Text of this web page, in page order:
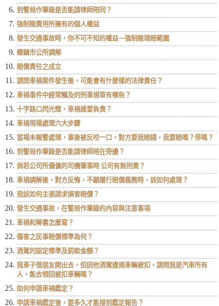
到警局作筆錄是否能請律師陪同？
強制險費用所擁有的個人權益
發生交通事故時，你不可不知的權益－強制險理賠範圍
鄉鎮市公所調解
賠償責任之成立
請問車禍案件發生後，可能會有什麼樣的法律責任？
車禍事件中經常觸及的刑事規章有哪些？
十字路口閃光燈，車禍誰要負責？
車禍現場處理六大步驟
當場未報警處理，事後被反咬一口，對方要我賠錢，我要賠嗎？停嗎？
到警局作筆錄是否能請律師陪在旁邊？
倘若公司所僱傭的司機肇事時 公司有無刑責？
車禍調解後，對方反悔，不願履行賠償義務時，該如何處理？
我該如何主張請求損害賠償？
發生交通事故，在警局作筆錄的內容與注意事項
車禍和解書怎麼寫？
傷害之民事賠償標準為何？
酒駕的認定標準及罰款金額？
我車子借朋友開出去，但因他酒駕違規車輛被扣，請問我是汽車所有
人，能去領回被扣車輛嗎？
如何申請車禍鑑定？
申請車禍鑑定後，要多久才能接到鑑定報告？